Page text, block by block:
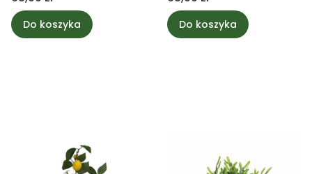
Do koszyka Do koszyka